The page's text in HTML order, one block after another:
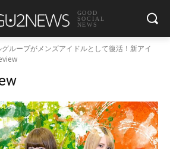
GOOD
SOCIAL
NEWS
ループがメンズアイドルとして復活！新アイ